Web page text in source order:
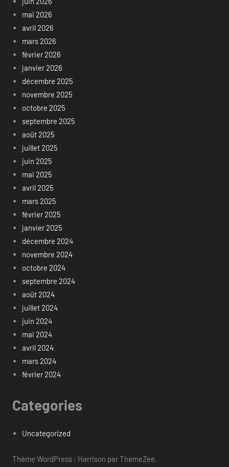
mai 2026
avril 2026
mars 2026
février 2026
janvier 2026
décembre 2025
novembre 2025
octobre 2025
septembre 2025
août 2025
juillet 2025
juin 2025
mai 2025
avril 2025
mars 2025
février 2025
janvier 2025
décembre 2024
novembre 2024
octobre 2024
septembre 2024
août 2024
juillet 2024
juin 2024
mai 2024
avril 2024
mars 2024
février 2024
Categories
Uncategorized
Thème WordPress : Harrison par ThemeZee.